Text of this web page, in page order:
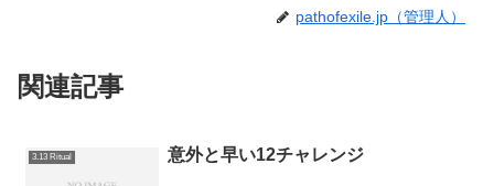
pathofexile.jp（管理人）
関連記事
3.13 Ritual 意外と早い12チャレンジ